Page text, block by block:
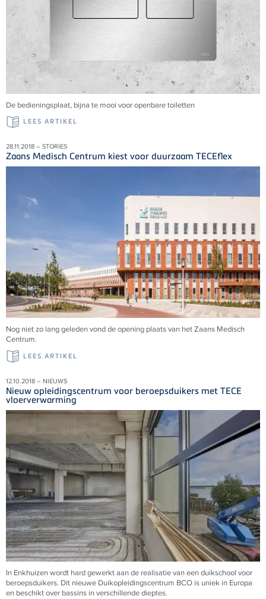
De bedieningsplaat, bijna te mooi voor openbare toiletten
LEES ARTIKEL
28.11.2018 – STORIES
Zaans Medisch Centrum kiest voor duurzaam TECEflex
Nog niet zo lang geleden vond de opening plaats van het Zaans Medisch
Centrum.
LEES ARTIKEL
12.10.2018 – NIEUWS
Nieuw opleidingscentrum voor beroepsduikers met TECE
vloerverwarming
In Enkhuizen wordt hard gewerkt aan de realisatie van een duikschool voor
beroepsduikers. Dit nieuwe Duikopleidingscentrum BCO is uniek in Europa
en beschikt over bassins in verschillende dieptes.